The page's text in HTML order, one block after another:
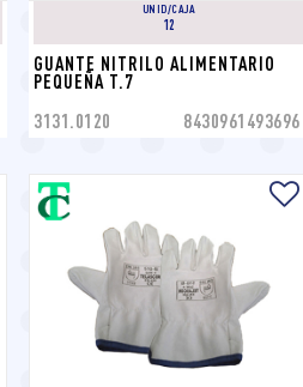
UNID/CAJA
12
GUANTE NITRILO ALIMENTARIO
PEQUEÑA T.7
3131.0120 8430961493696